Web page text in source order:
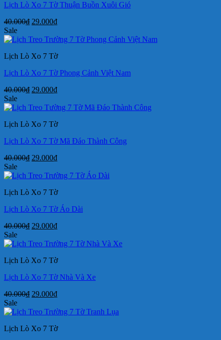
Lịch Lò Xo 7 Tờ Thuận Buồn Xuôi Gió
40.000₫ Giá
là:
29.000₫Giá
tại
29.000₫.
Sale
Lịch Lò Xo 7 Tờ
Lịch Lò Xo 7 Tờ Phong Cảnh Việt Nam
40.000₫ Giá
là:
29.000₫Giá
tại
29.000₫.
Sale
Lịch Lò Xo 7 Tờ
Lịch Lò Xo 7 Tờ Mã Đáo Thành Công
40.000₫ Giá
là:
29.000₫Giá
tại
29.000₫.
Sale
Lịch Lò Xo 7 Tờ
Lịch Lò Xo 7 Tờ Áo Dài
40.000₫ Giá
là:
29.000₫Giá
tại
29.000₫.
Sale
Lịch Lò Xo 7 Tờ
Lịch Lò Xo 7 Tờ Nhà Và Xe
40.000₫ Giá
là:
29.000₫Giá
tại
29.000₫.
Sale
Lịch Lò Xo 7 Tờ